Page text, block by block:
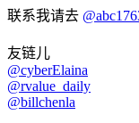
联系我请去
友链儿
@cyberElaina
@rvalue_daily
@billchenla